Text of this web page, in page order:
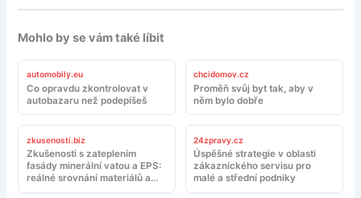
Mohlo by se vám také líbit
automobily.eu
Co opravdu zkontrolovat v
autobazaru než podepíšeš
chcidomov.cz
Proměň svůj byt tak, aby v
něm bylo dobře
zkusenosti.biz
Zkušenosti s zateplením
fasády minerální vatou a EPS:
reálné srovnání materiálů a
montáže
24zpravy.cz
Úspěšné strategie v oblasti
zákaznického servisu pro
malé a střední podniky